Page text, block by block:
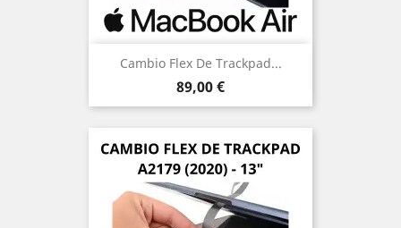
Cambio Flex De Trackpad...
Precio
89,00 €